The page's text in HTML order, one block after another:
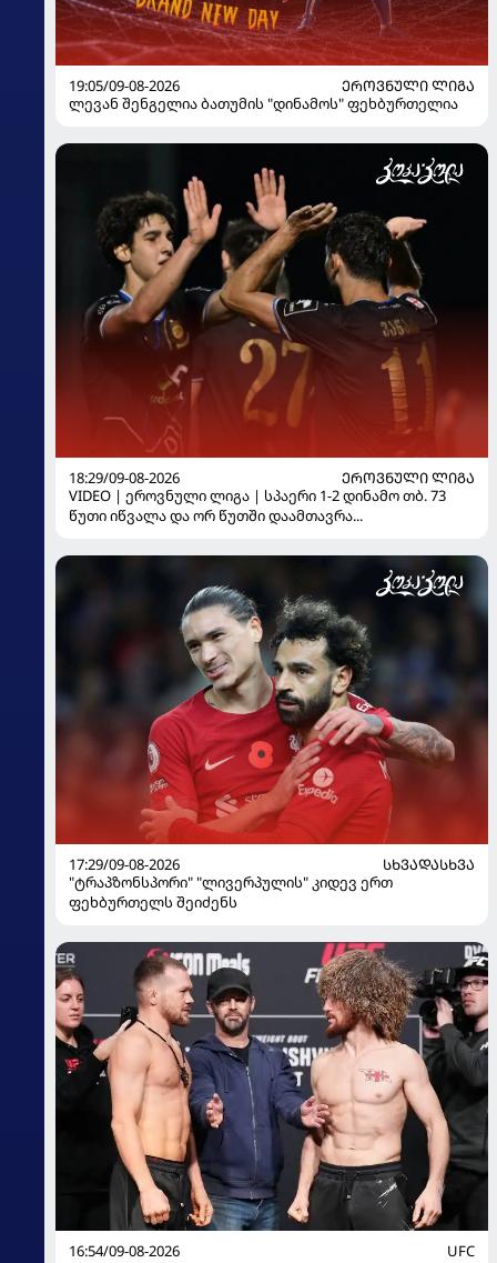
19:05/09-08-2026
ᲔᲠᲝᲕᲜᲣᲚᲘ ᲚᲘᲒᲐ
ლევან შენგელია ბათუმის "დინამოს" ფეხბურთელია
18:29/09-08-2026
ᲔᲠᲝᲕᲜᲣᲚᲘ ᲚᲘᲒᲐ
VIDEO | ეროვნული ლიგა | სპაერი 1-2 დინამო თბ. 73
წუთი იწვალა და ორ წუთში დაამთავრა...
17:29/09-08-2026
ᲡᲮᲕᲐᲓᲐᲡᲮᲕᲐ
"ტრაპზონსპორი" "ლივერპულის" კიდევ ერთ
ფეხბურთელს შეიძენს
16:54/09-08-2026
UFC